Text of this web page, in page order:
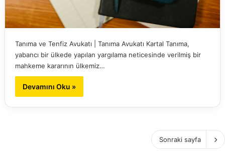
Tanıma ve Tenfiz Avukatı | Tanıma Avukatı Kartal Tanıma,
yabancı bir ülkede yapılan yargılama neticesinde verilmiş bir
mahkeme kararının ülkemiz…
Devamını Oku »
Sonraki sayfa